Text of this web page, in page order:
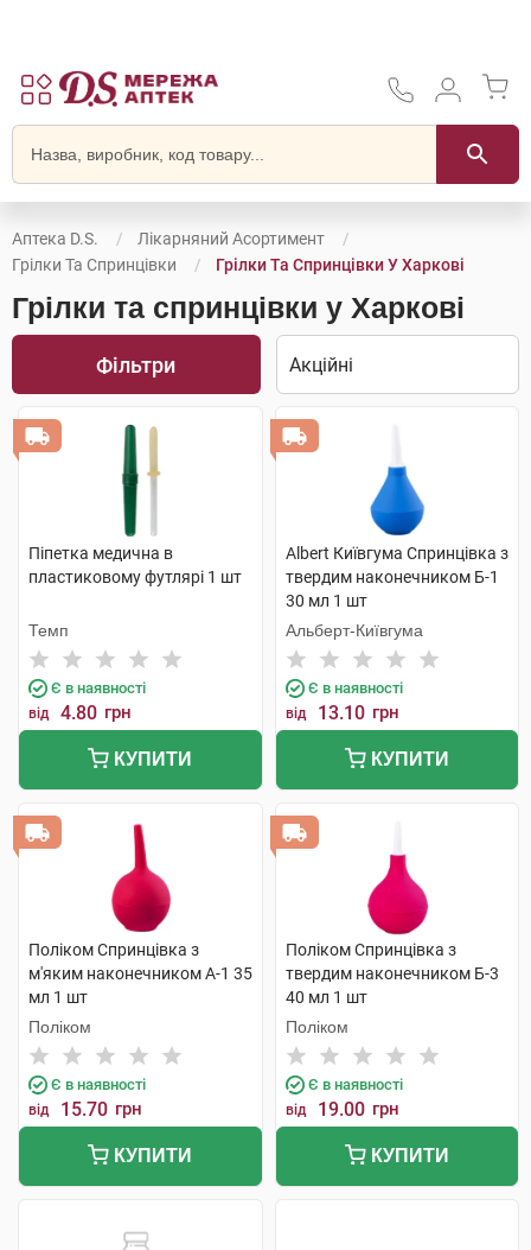
Аптека D.S.
Лікарняний Асортимент
Грілки Та Спринцівки
Грілки Та Спринцівки У Харкові
Грілки та спринцівки у Харкові
Фільтри
Піпетка медична в
пластиковому футлярі 1 шт
Темп
Є в наявності
від 4.80 грн
КУПИТИ
Albert Київгума Спринцівка з
твердим наконечником Б-1
30 мл 1 шт
Альберт-Київгума
Є в наявності
від 13.10 грн
КУПИТИ
Поліком Спринцівка з
м'яким наконечником А-1 35
мл 1 шт
Поліком
Є в наявності
від 15.70 грн
КУПИТИ
Поліком Спринцівка з
твердим наконечником Б-3
40 мл 1 шт
Поліком
Є в наявності
від 19.00 грн
КУПИТИ